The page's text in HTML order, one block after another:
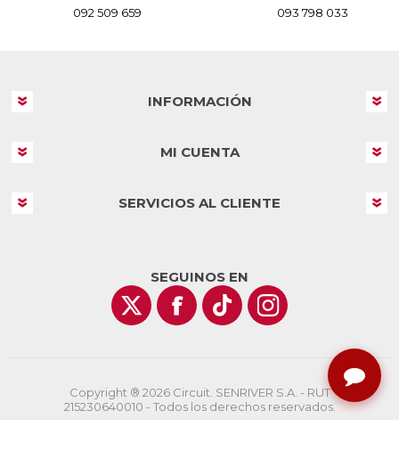
092 509 659
093 798 033
INFORMACIÓN
MI CUENTA
SERVICIOS AL CLIENTE
SEGUINOS EN
Copyright ® 2026 Circuit. SENRIVER S.A. - RUT
215230640010 - Todos los derechos reservados.